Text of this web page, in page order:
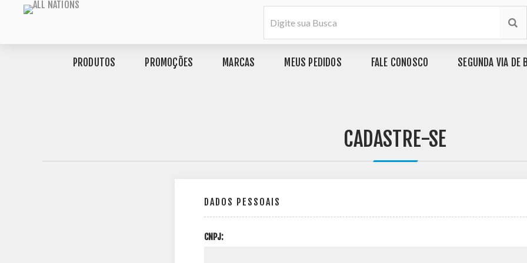
PRODUTOS PROMOÇÕES MARCAS MEUS PEDIDOS FALE CONOSCO SEGUNDA VIA DE
CADASTRE-SE
DADOS PESSOAIS
CNPJ: